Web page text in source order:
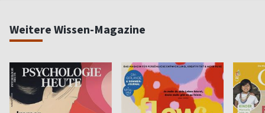
Weitere Wissen-Magazine